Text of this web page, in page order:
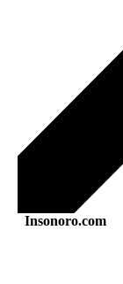
Insonoro.com